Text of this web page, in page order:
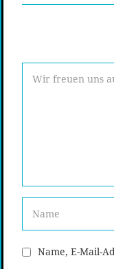
Name, E-Mail-